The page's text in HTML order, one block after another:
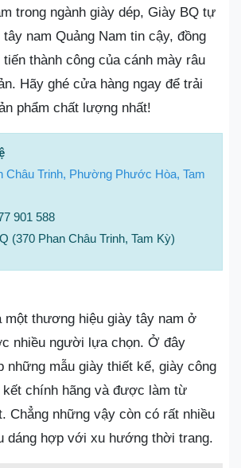
trong ngành giày dép, Giày BQ tự
nam Quảng Nam tin cậy, đồng
thành công của cánh mày râu
Hãy ghé cửa hàng ngay để trải
phẩm chất lượng nhất!
Châu Trinh, Phường Phước Hòa, Tam
901 588
(370 Phan Châu Trinh, Tam Kỳ)
một thương hiệu giày tây nam ở
nhiều người lựa chọn. Ở đây
những mẫu giày thiết kế, giày công
chính hãng và được làm từ
Chẳng những vậy còn có rất nhiều
dáng hợp với xu hướng thời trang.